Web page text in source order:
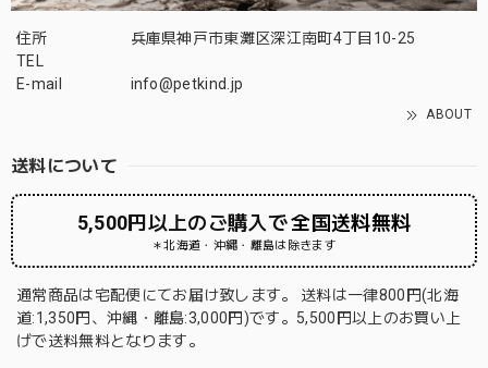
住所
兵庫県神戸市東灘区深江南町4丁目10-25
TEL
E-mail
info@petkind.jp
ABOUT
送料について
5,500円以上のご購入で全国送料無料
＊北海道・沖縄・離島は除きます
通常商品は宅配便にてお届け致します。 送料は一律800円(北海
道:1,350円、沖縄・離島:3,000円)です。5,500円以上のお買い上
げで送料無料となります。